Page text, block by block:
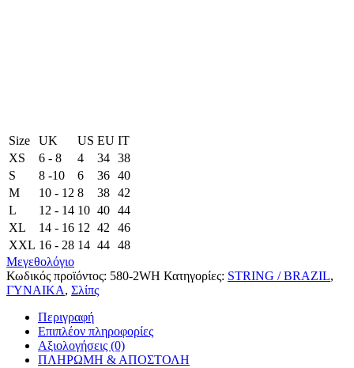
Size UK US EU ΙΤ
XS
6 - 8 4 34 38
S
8 -10 6 36 40
M
10 - 12 8 38 42
L
12 - 14 10 40 44
XL
14 - 16 12 42
46
XXL 16 - 28 14 44 48
Μεγεθολόγιο
Κωδικός προϊόντος: 580-2WH Κατηγορίες: STRING / BRAZIL,
ΓΥΝΑΙΚΑ, Σλίπς
Περιγραφή
Επιπλέον πληροφορίες
Αξιολογήσεις (0)
ΠΛΗΡΩΜΗ & ΑΠΟΣΤΟΛΗ